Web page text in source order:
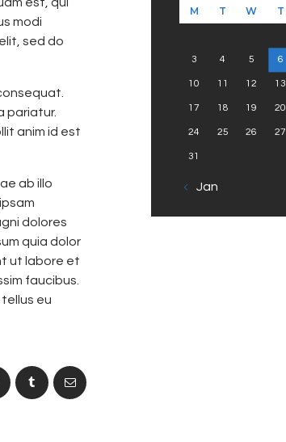
modi
sed do
pariatur.
anim id est
ab illo
dolores
quia dolor
ut labore et
faucibus.
eu
M T W T
3 4 5 6
10 11 12 13
17 18 19 20
24 25 26 27
31
« Jan